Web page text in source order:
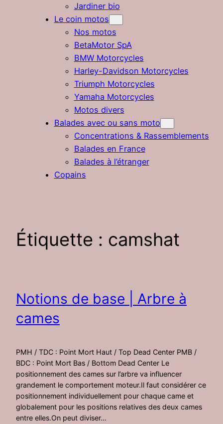
Jardiner bio
Le coin motos
Nos motos
BetaMotor SpA
BMW Motorcycles
Harley-Davidson Motorcycles
Triumph Motorcycles
Yamaha Motorcycles
Motos divers
Balades avec ou sans moto
Concentrations & Rassemblements
Balades en France
Balades à l’étranger
Copains
Étiquette : camshat
Notions de base | Arbre à
cames
PMH / TDC : Point Mort Haut / Top Dead Center PMB /
BDC : Point Mort Bas / Bottom Dead Center Le
positionnement des cames sur l’arbre va influencer
grandement le comportement moteur.Il faut considérer ce
positionnement individuellement pour chaque came et
globalement pour les positions relatives des deux cames
entre elles.On peut diviser…